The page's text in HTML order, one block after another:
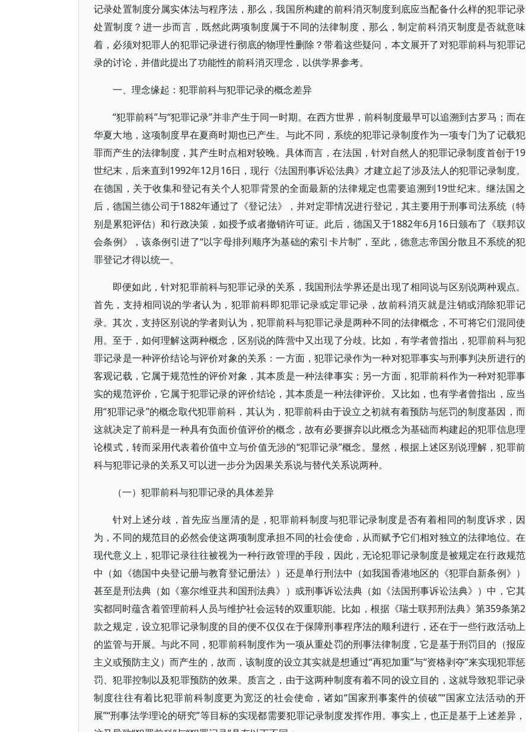
记录处置制度分属实体法与程序法，那么，我国所构建的前科消灭制度到底应当配备什么样的犯罪记录
处置制度？进一步而言，既然此两项制度属于不同的法律制度，那么，制定前科消灭制度是否就意味
着，必须对犯罪人的犯罪记录进行彻底的物理性删除？带着这些疑问，本文展开了对犯罪前科与犯罪记
录的讨论，并借此提出了功能性的前科消灭理念，以供学界参考。
一、理念缘起：犯罪前科与犯罪记录的概念差异
“犯罪前科”与“犯罪记录”并非产生于同一时期。在西方世界，前科制度最早可以追溯到古罗马；而在
华夏大地，这项制度早在夏商时期也已产生。与此不同，系统的犯罪记录制度作为一项专门为了记载犯
罪而产生的法律制度，其产生时点相对较晚。具体而言，在法国，针对自然人的犯罪记录制度首创于19
世纪末，后来直到1992年12月16日，现行《法国刑事诉讼法典》才建立起了涉及法人的犯罪记录制度。
在德国，关于收集和登记有关个人犯罪背景的全面最新的法律规定也需要追溯到19世纪末。继法国之
后，德国兰德公司于1882年通过了《登记法》，并对定罪情况进行登记，其主要用于刑事司法系统（特
别是累犯评估）和行政决策，如授予或者撤销许可证。此后，德国又于1882年6月16日颁布了《联邦议
会条例》，该条例引进了“以字母排列顺序为基础的索引卡片制”，至此，德意志帝国分散且不系统的犯
罪登记才得以统一。
即便如此，针对犯罪前科与犯罪记录的关系，我国刑法学界还是出现了相同说与区别说两种观点。
首先，支持相同说的学者认为，犯罪前科即犯罪记录或定罪记录，故前科消灭就是注销或消除犯罪记
录。其次，支持区别说的学者则认为，犯罪前科与犯罪记录是两种不同的法律概念，不可将它们混同使
用。至于，如何理解这两种概念，区别说的阵营中又出现了分歧。比如，有学者曾指出，犯罪前科与犯
罪记录是一种评价结论与评价对象的关系：一方面，犯罪记录作为一种对犯罪事实与刑事判决所进行的
客观记载，它属于规范性的评价对象，其本质是一种法律事实；另一方面，犯罪前科作为一种对犯罪事
实的规范评价，它属于犯罪记录的评价结论，其本质是一种法律评价。又比如，也有学者曾指出，应当
用“犯罪记录”的概念取代犯罪前科，其认为，犯罪前科由于设立之初就有着预防与惩罚的制度基因，而
这就决定了前科是一种具有负面价值评价的概念，故有必要摒弃以此概念为基础而构建起的犯罪信息理
论模式，转而采用代表着价值中立与价值无涉的“犯罪记录”概念。显然，根据上述区别说理解，犯罪前
科与犯罪记录的关系又可以进一步分为因果关系说与替代关系说两种。
（一）犯罪前科与犯罪记录的具体差异
针对上述分歧，首先应当厘清的是，犯罪前科制度与犯罪记录制度是否有着相同的制度诉求，因
为，不同的规范目的必然会使这两项制度承担不同的社会使命，从而赋予它们相对独立的法律地位。在
现代意义上，犯罪记录往往被视为一种行政管理的手段，因此，无论犯罪记录制度是被规定在行政规范
中（如《德国中央登记册与教育登记册法》）还是单行刑法中（如我国香港地区的《犯罪自新条例》）
甚至是刑法典（如《塞尔维亚共和国刑法典》）或刑事诉讼法典（如《法国刑事诉讼法典》）中，它其
实都同时蕴含着管理前科人员与维护社会运转的双重职能。比如，根据《瑞士联邦刑法典》第359条第2
款之规定，设立犯罪记录制度的目的便不仅仅在于保障刑事程序法的顺利进行，还在于一些行政活动上
的监管与开展。与此不同，犯罪前科制度作为一项从重处罚的刑事法律制度，它是基于刑罚目的（报应
主义或预防主义）而产生的，故而，该制度的设立其实就是想通过“再犯加重”与“资格剥夺”来实现犯罪惩
罚、犯罪控制以及犯罪预防的效果。质言之，由于这两种制度有着不同的设立目的，这就导致犯罪记录
制度往往有着比犯罪前科制度更为宽泛的社会使命，诸如“国家刑事案件的侦破”“国家立法活动的开
展”“刑事法学理论的研究”等目标的实现都需要犯罪记录制度发挥作用。事实上，也正是基于上述差异，